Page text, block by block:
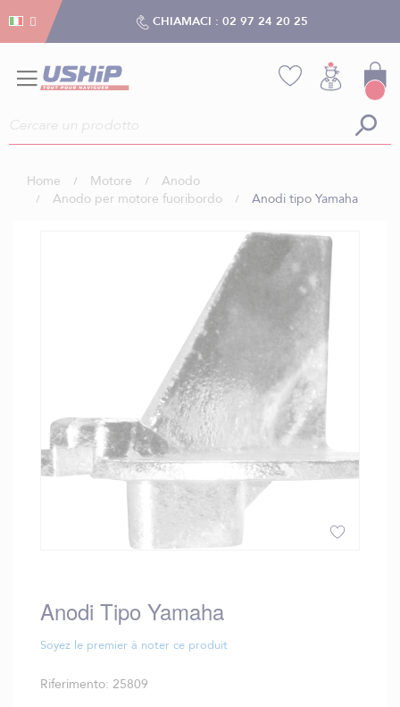
CHIAMACI : 02 97 24 20 25
Home Motore
Anodo
Anodo per motore fuoribordo
Anodi tipo Yamaha
della
galleria
di
immagini
Anodi Tipo Yamaha
Soyez le premier à noter ce produit
Riferimento 25809
Gestion dei cookies
Gestion dei cookies